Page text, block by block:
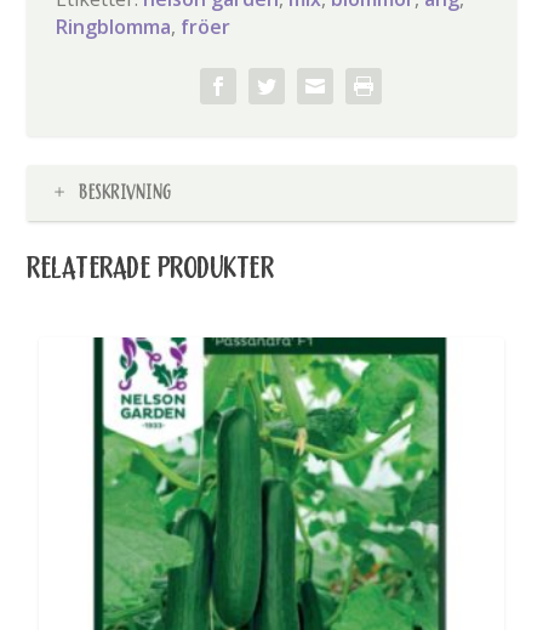
Ringblomma, fröer
BESKRIVNING
RELATERADE PRODUKTER